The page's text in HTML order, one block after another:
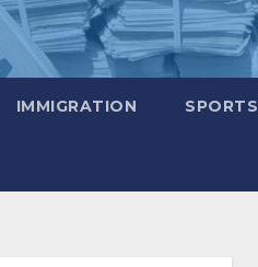
IMMIGRATION SPORTS